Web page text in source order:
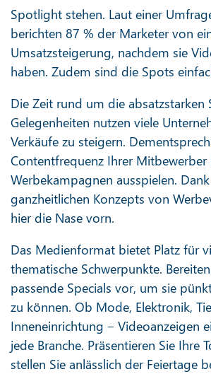
Spotlight stehen. Laut einer
berichten 87 % der Marketer von
Umsatzsteigerung, nachdem sie
haben. Zudem sind die Spots
Die Zeit rund um die absatzstarken
Gelegenheiten nutzen viele
Verkäufe zu steigern.
Contentfrequenz Ihrer Mitbewerber
Werbekampagnen ausspielen.
ganzheitlichen Konzepts von
hier die Nase vorn.
Das Medienformat bietet Platz für
thematische Schwerpunkte.
passende Specials vor, um sie
zu können. Ob Mode, Elektronik,
Inneneinrichtung ‒ Videoanzeigen
jede Branche. Präsentieren Sie Ihre
stellen Sie anlässlich der Feiertage